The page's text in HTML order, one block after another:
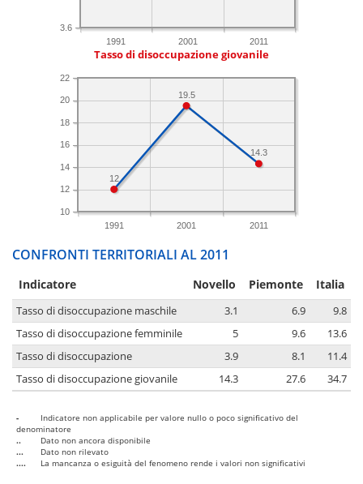
1991 2001 2011
3.6
Tasso di disoccupazione giovanile
1991 2001 2011
10
12
14
16
18
20
22
14.3
19.5
12
CONFRONTI TERRITORIALI AL 2011
Indicatore Novello Piemonte Italia
Tasso di disoccupazione maschile 3.1 6.9
9.8
Tasso di disoccupazione femminile
5 9.6
13.6
Tasso di disoccupazione
3.9 8.1
11.4
Tasso di disoccupazione giovanile
14.3 27.6 34.7
-
Indicatore non applicabile per valore nullo o poco significativo del
denominatore
..
Dato non ancora disponibile
...
Dato non rilevato
....
La mancanza o esiguità del fenomeno rende i valori non significativi